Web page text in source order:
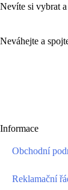
Nevíte si vybrat
Neváhejte a
Informace
Obchodní
Reklamační